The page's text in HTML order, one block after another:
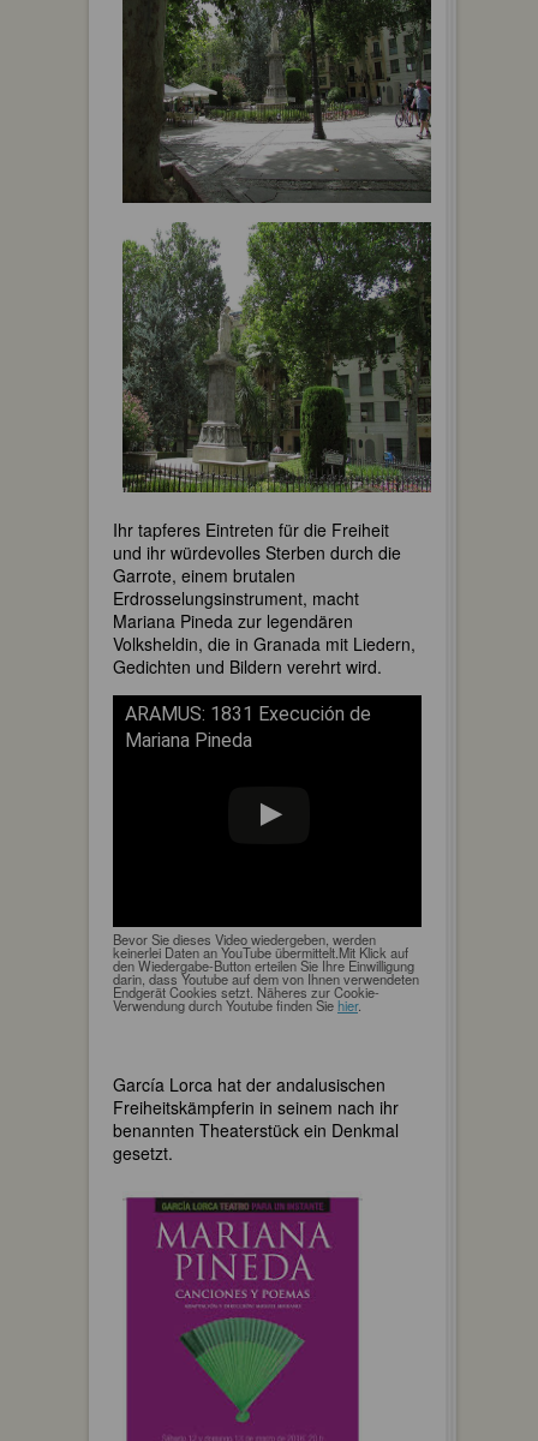
Ihr tapferes Eintreten für die Freiheit
und ihr würdevolles Sterben durch die
Garrote, einem brutalen
Erdrosselungsinstrument, macht
Mariana Pineda zur legendären
Volksheldin, die in Granada mit Liedern,
Gedichten und Bildern verehrt wird.
ARAMUS: 1831 Execución de
Mariana Pineda
Bevor Sie dieses Video wiedergeben, werden
keinerlei Daten an YouTube übermittelt.Mit Klick auf
den Wiedergabe-Button erteilen Sie Ihre Einwilligung
darin, dass Youtube auf dem von Ihnen verwendeten
Endgerät Cookies setzt. Näheres zur Cookie-
Verwendung durch Youtube finden Siehier.
García Lorca hat der andalusischen
Freiheitskämpferin in seinem nach ihr
benannten Theaterstück ein Denkmal
gesetzt.